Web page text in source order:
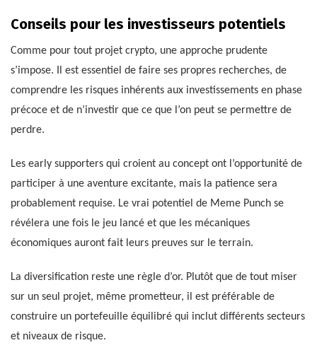
Conseils pour les investisseurs potentiels
Comme pour tout projet crypto, une approche prudente
s’impose. Il est essentiel de faire ses propres recherches, de
comprendre les risques inhérents aux investissements en phase
précoce et de n’investir que ce que l’on peut se permettre de
perdre.
Les early supporters qui croient au concept ont l’opportunité de
participer à une aventure excitante, mais la patience sera
probablement requise. Le vrai potentiel de Meme Punch se
révélera une fois le jeu lancé et que les mécaniques
économiques auront fait leurs preuves sur le terrain.
La diversification reste une règle d’or. Plutôt que de tout miser
sur un seul projet, même prometteur, il est préférable de
construire un portefeuille équilibré qui inclut différents secteurs
et niveaux de risque.